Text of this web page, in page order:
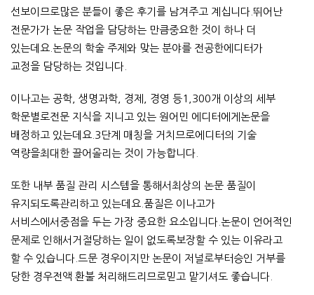
선보이므로많은 분들이 좋은 후기를 남겨주고 계십니다.뛰어난
전문가가 논문 작업을 담당하는 만큼중요한 것이 하나 더
있는데요.논문의 학술 주제와 맞는 분야를 전공한에디터가
교정을 담당하는 것입니다.
이나고는 공학, 생명과학, 경제, 경영 등1,300개 이상의 세부
학문별로전문 지식을 지니고 있는 원어민 에디터에게논문을
배정하고 있는데요.3단계 매칭을 거치므로에디터의 기술
역량을최대한 끌어올리는 것이 가능합니다.
또한 내부 품질 관리 시스템을 통해서최상의 논문 품질이
유지되도록관리하고 있는데요.품질은 이나고가
서비스에서중점을 두는 가장 중요한 요소입니다.논문이 언어적인
문제로 인해서거절당하는 일이 없도록보장할 수 있는 이유라고
할 수 있습니다.드문 경우이지만 논문이 저널로부터승인 거부를
당한 경우전액 환불 처리해드리므로믿고 맡기셔도 좋습니다.